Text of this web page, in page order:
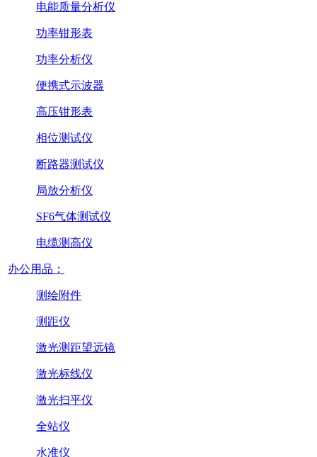
电能质量分析仪
功率钳形表
功率分析仪
便携式示波器
高压钳形表
相位测试仪
断路器测试仪
局放分析仪
SF6气体测试仪
电缆测高仪
办公用品：
测绘附件
测距仪
激光测距望远镜
激光标线仪
激光扫平仪
全站仪
水准仪